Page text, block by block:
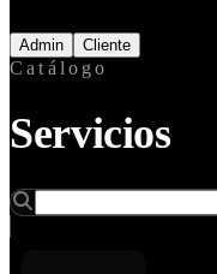
Admin Cliente
Catálogo
Servicios